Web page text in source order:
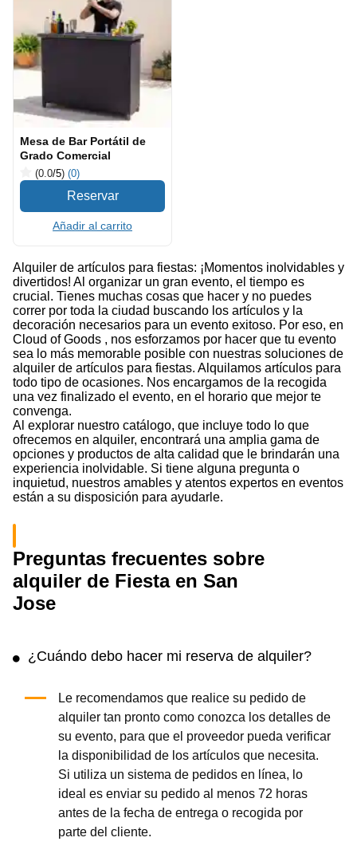
Mesa de Bar Portátil de
Grado Comercial
(0.0/5) (0)
Añadir al carrito
Alquiler de artículos para fiestas: ¡Momentos inolvidables y
divertidos! Al organizar un gran evento, el tiempo es
crucial. Tienes muchas cosas que hacer y no puedes
correr por toda la ciudad buscando los artículos y la
decoración necesarios para un evento exitoso. Por eso, en
Cloud of Goods , nos esforzamos por hacer que tu evento
sea lo más memorable posible con nuestras soluciones de
alquiler de artículos para fiestas. Alquilamos artículos para
todo tipo de ocasiones. Nos encargamos de la recogida
una vez finalizado el evento, en el horario que mejor te
convenga.
Al explorar nuestro catálogo, que incluye todo lo que
ofrecemos en alquiler, encontrará una amplia gama de
opciones y productos de alta calidad que le brindarán una
experiencia inolvidable. Si tiene alguna pregunta o
inquietud, nuestros amables y atentos expertos en eventos
están a su disposición para ayudarle.
Preguntas frecuentes sobre
alquiler de Fiesta en San
Jose
¿Cuándo debo hacer mi reserva de alquiler?
Le recomendamos que realice su pedido de
alquiler tan pronto como conozca los detalles de
su evento, para que el proveedor pueda verificar
la disponibilidad de los artículos que necesita.
Si utiliza un sistema de pedidos en línea, lo
ideal es enviar su pedido al menos 72 horas
antes de la fecha de entrega o recogida por
parte del cliente.